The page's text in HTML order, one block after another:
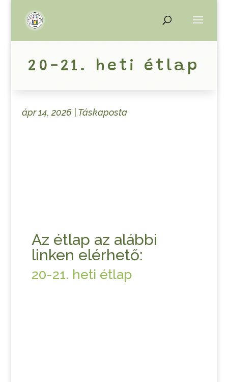
20-21. heti étlap
ápr 14, 2026 Táskaposta
Az étlap az alábbi
linken elérhető:
20-21. heti étlap